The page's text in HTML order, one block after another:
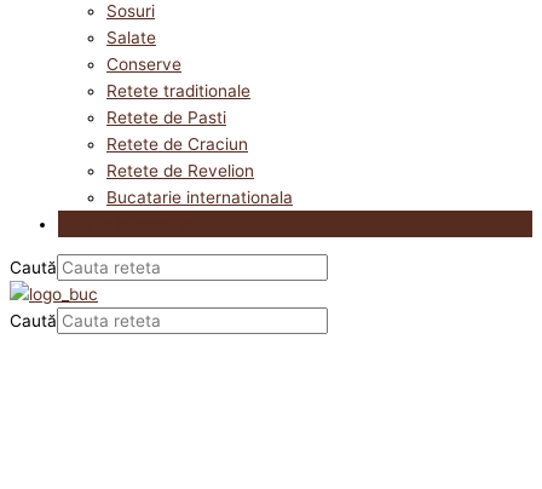
Sosuri
Salate
Conserve
Retete traditionale
Retete de Pasti
Retete de Craciun
Retete de Revelion
Bucatarie internationala
Caută
Caută